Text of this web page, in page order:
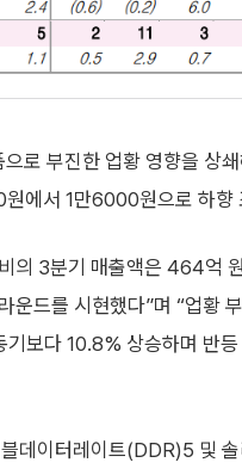
로 부진한 업황 영향을 상
에서 1만6000원으로 하
의 3분기 매출액은 464억
운드를 시현했다”며 “업황
보다 10.8% 상승하며 반등
데이터레이트(DDR)5 및